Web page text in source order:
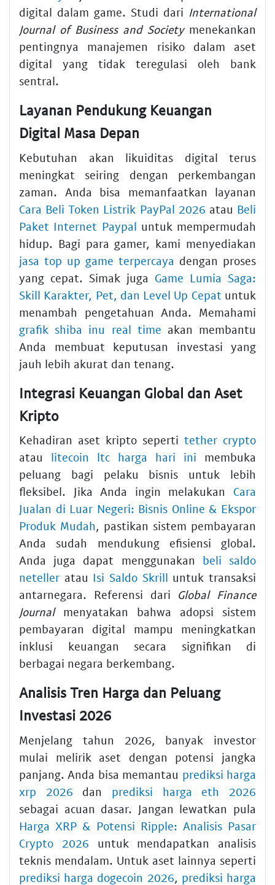
digital dalam game. Studi dari International
Journal of Business and Societymenekankan
pentingnya manajemen risiko dalam aset
digital yang tidak teregulasi oleh bank
sentral.
Layanan Pendukung Keuangan
Digital Masa Depan
Kebutuhan akan likuiditas digital terus
meningkat seiring dengan perkembangan
zaman. Anda bisa memanfaatkan layanan
Cara Beli Token Listrik PayPal 2026 atau Beli
Paket Internet Paypal untuk mempermudah
hidup. Bagi para gamer, kami menyediakan
jasa top up game terpercaya dengan proses
yang cepat. Simak juga Game Lumia Saga:
Skill Karakter, Pet, dan Level Up Cepat untuk
menambah pengetahuan Anda. Memahami
grafik shiba inu real time akan membantu
Anda membuat keputusan investasi yang
jauh lebih akurat dan tenang.
Integrasi Keuangan Global dan Aset
Kripto
Kehadiran aset kripto seperti tether crypto
atau litecoin ltc harga hari ini membuka
peluang bagi pelaku bisnis untuk lebih
fleksibel. Jika Anda ingin melakukan Cara
Jualan di Luar Negeri: Bisnis Online & Ekspor
Produk Mudah, pastikan sistem pembayaran
Anda sudah mendukung efisiensi global.
Anda juga dapat menggunakan beli saldo
neteller atau Isi Saldo Skrill untuk transaksi
antarnegara. Referensi dari Global Finance
Journalmenyatakan bahwa adopsi sistem
pembayaran digital mampu meningkatkan
inklusi keuangan secara signifikan di
berbagai negara berkembang.
Analisis Tren Harga dan Peluang
Investasi 2026
Menjelang tahun 2026, banyak investor
mulai melirik aset dengan potensi jangka
panjang. Anda bisa memantau prediksi harga
xrp 2026 dan prediksi harga eth 2026
sebagai acuan dasar. Jangan lewatkan pula
Harga XRP & Potensi Ripple: Analisis Pasar
Crypto 2026 untuk mendapatkan analisis
teknis mendalam. Untuk aset lainnya seperti
prediksi harga dogecoin 2026, prediksi harga